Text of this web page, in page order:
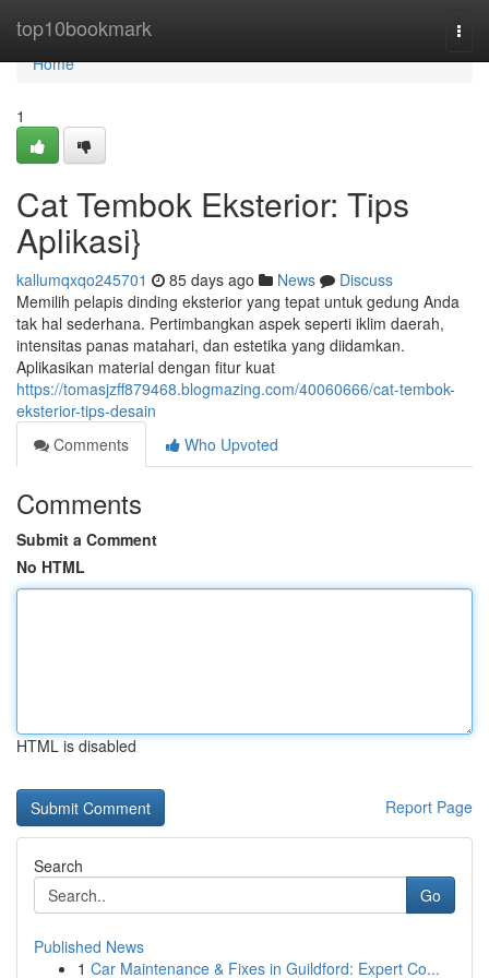
top10bookmark
Home
Home
1
Cat Tembok Eksterior: Tips
Aplikasi}
kallumqxqo245701 85 days ago News
Discuss
Memilih pelapis dinding eksterior yang tepat untuk gedung Anda
tak hal sederhana. Pertimbangkan aspek seperti iklim daerah,
intensitas panas matahari, dan estetika yang diidamkan.
Aplikasikan material dengan fitur kuat
https://tomasjzff879468.blogmazing.com/40060666/cat-tembok-
eksterior-tips-desain
Comments
Who Upvoted
Comments
Submit a Comment
No HTML
HTML is disabled
Report Page
Search
Go
Published News
1 Car Maintenance & Fixes in Guildford: Expert Co...